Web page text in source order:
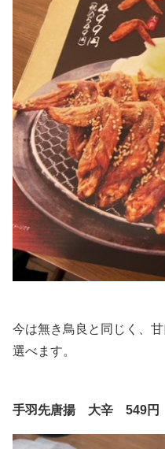
今は無き鳥良と同じく、
選べます。
手羽先唐揚 大辛 549円